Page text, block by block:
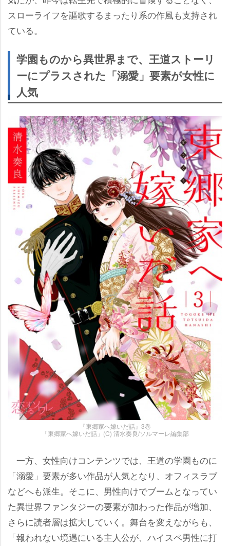
スローライフを謳歌するまったり系の作風も支持され
ている。
学園ものから異世界まで、王道ストーリ
ーにプラスされた「溺愛」要素が女性に
人気
『東郷家へ嫁いだ話』3巻
「東郷家へ嫁いだ話」(C) 清水奏良/ソルマーレ編集部
一方、女性向けコンテンツでは、王道の学園ものに
「溺愛」要素が多い作品が人気となり、オフィスラブ
などへも派生。そこに、男性向けでブームとなってい
た異世界ファンタジーの要素が加わった作品が増加、
さらに読者層は拡大していく。舞台を変えながらも、
「報われない境遇にいる主人公が、ハイスペ男性に打